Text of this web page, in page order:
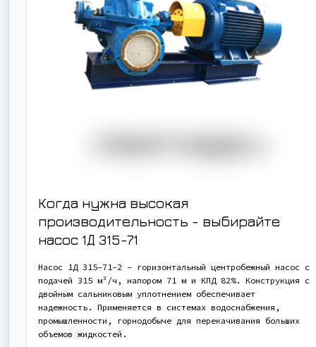
Когда нужна высокая
производительность - выбирайте
насос 1Д 315-71
Насос 1Д 315-71-2 - горизонтальный центробежный насос с
подачей 315 м³/ч, напором 71 м и КПД 82%. Конструкция с
двойным сальниковым уплотнением обеспечивает
надежность. Применяется в системах водоснабжения,
промышленности, горнодобыче для перекачивания больших
объемов жидкостей.